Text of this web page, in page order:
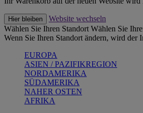
Hier bleiben
Website wechseln
Wählen Sie Ihren Standort Wählen Sie
Wenn Sie Ihren Standort ändern, wird der
EUROPA
ASIEN / PAZIFIKREGION
NORDAMERIKA
SÜDAMERIKA
NAHER OSTEN
AFRIKA